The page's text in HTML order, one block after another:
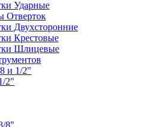
Ударные
Отверток
Двухсторонние
Крестовые
Шлицевые
и 1/2"
2"
8"